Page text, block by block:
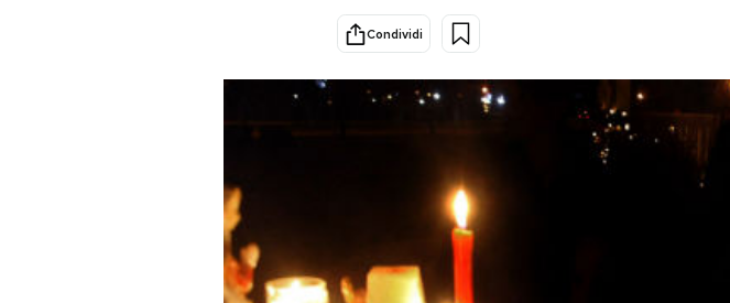
Altrecose
Mondiali calcio 2026
Condividi